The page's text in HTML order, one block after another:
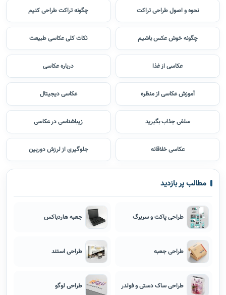
نحوه و اصول طراحی تراکت چگونه تراکت طراحی کنیم
چگونه خوش عکس باشیم نکات کلی عکاسی طبیعت
عکاسی از غذا درباره عکاسی
آموزش عکاسی از منظره عکاسی دیجیتال
سلفی جذاب بگیرید زیباشناسی در عکاسی
عکاسی خلاقانه جلوگیری از لرزش دوربین
مطالب پر بازدید
طراحی پاکت و سربرگ جعبه هاردباکس
طراحی جعبه طراحی استند
طراحی ساک دستی و فولدر طراحی لوگو